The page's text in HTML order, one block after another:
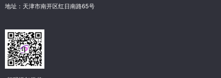
地址：天津市南开区红日南路65号